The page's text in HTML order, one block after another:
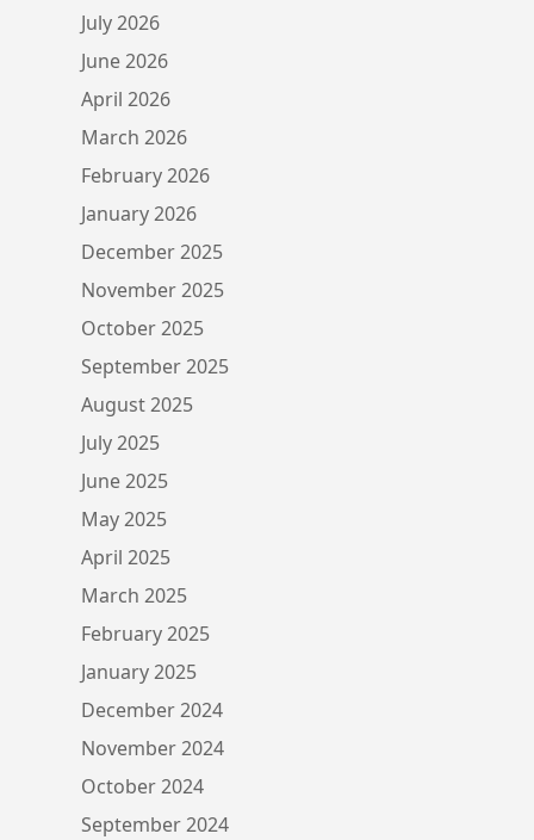
July 2026
June 2026
April 2026
March 2026
February 2026
January 2026
December 2025
November 2025
October 2025
September 2025
August 2025
July 2025
June 2025
May 2025
April 2025
March 2025
February 2025
January 2025
December 2024
November 2024
October 2024
September 2024